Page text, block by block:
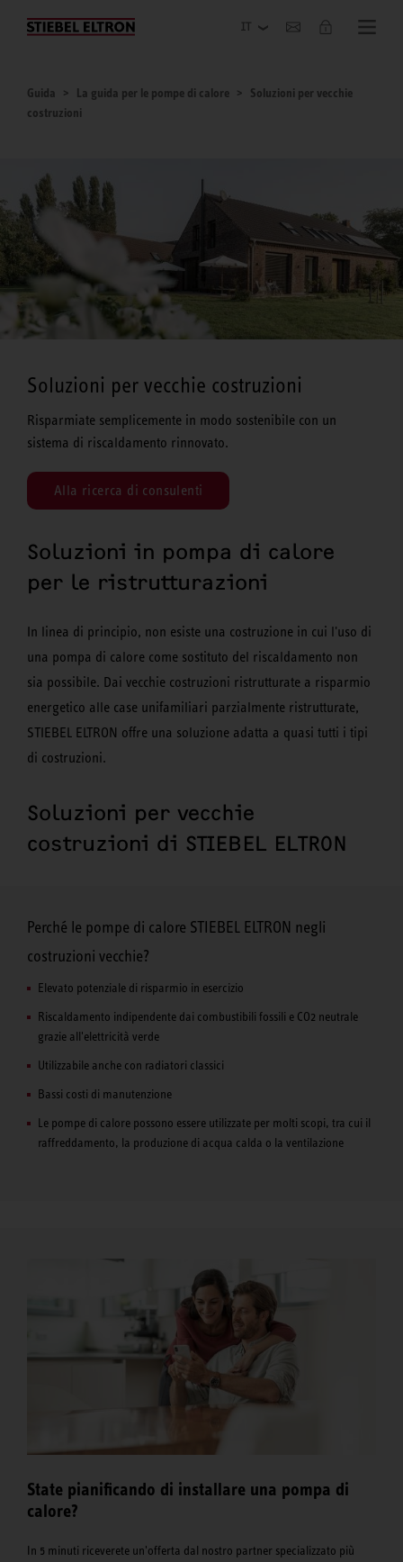
Azienda
Guida La guida per le pompe di calore
Soluzioni per vecchie
costruzioni
Soluzioni per vecchie costruzioni
Risparmiate semplicemente in modo sostenibile con un
sistema di riscaldamento rinnovato.
Alla ricerca di consulenti
Soluzioni in pompa di calore
per le ristrutturazioni
In linea di principio, non esiste una costruzione in cui l'uso di
una pompa di calore come sostituto del riscaldamento non
sia possibile. Dai vecchie costruzioni ristrutturate a risparmio
energetico alle case unifamiliari parzialmente ristrutturate,
STIEBEL ELTRON offre una soluzione adatta a quasi tutti i tipi
di costruzioni.
Soluzioni per vecchie
costruzioni di STIEBEL ELTRON
Perché le pompe di calore STIEBEL ELTRON negli
costruzioni vecchie?
Elevato potenziale di risparmio in esercizio
Riscaldamento indipendente dai combustibili fossili e CO2 neutrale
grazie all'elettricità verde
Utilizzabile anche con radiatori classici
Bassi costi di manutenzione
Le pompe di calore possono essere utilizzate per molti scopi, tra cui il
raffreddamento, la produzione di acqua calda o la ventilazione
State pianificando di installare una pompa di
calore?
In 5 minuti riceverete un'offerta dal nostro partner specializzato più